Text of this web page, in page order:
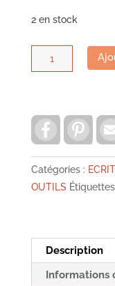
2 en stock
de
couleurs
écriture
&
coloriage
c
e
b
o
o
n
t
e
e
Catégories :
OUTILS
Description
Informations